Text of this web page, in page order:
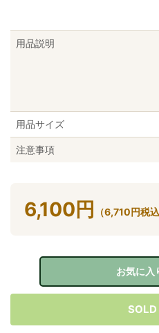
用品説明
用品サイズ
注意事項
6,100 円 （6,710円税込
お気に入